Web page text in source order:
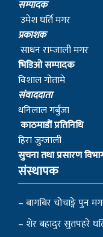
स‌ंवाददाता
धनिलाल गर्बुजा
काठमाडाैं प्रतिनिधि
हिरा जुग्जाली
सुचना तथा प्रसारण
संस्थापक
– बागबिर चोचाङ्गे पुन मगर
– शेर बहादुर सुतपहरे
– निराजन राम्जाली मगर
– लोकेन्द्र सुतपहरे घर्ति
– रबहादुर राम्जालि मगर